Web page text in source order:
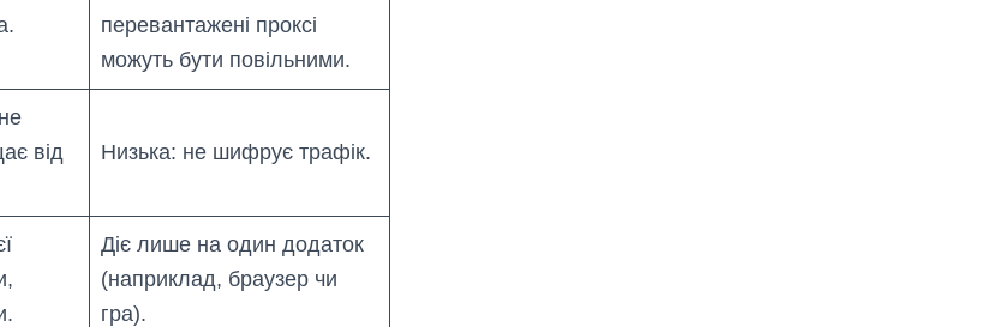
перевантажені проксі
можуть бути повільними.
від
Низька: не шифрує трафік.
Діє лише на один додаток
(наприклад, браузер чи
гра).